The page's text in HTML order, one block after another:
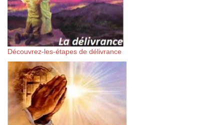
Découvrez-les-étapes de délivrance